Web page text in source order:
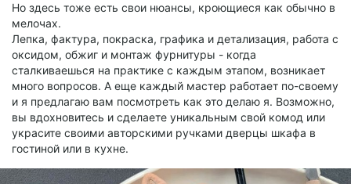
Но здесь тоже есть свои нюансы, кроющиеся как обычно в
мелочах.
Лепка, фактура, покраска, графика и детализация, работа с
оксидом, обжиг и монтаж фурнитуры - когда
сталкиваешься на практике с каждым этапом, возникает
много вопросов. А еще каждый мастер работает по-своему
и я предлагаю вам посмотреть как это делаю я. Возможно,
вы вдохновитесь и сделаете уникальным свой комод или
украсите своими авторскими ручками дверцы шкафа в
гостиной или в кухне.